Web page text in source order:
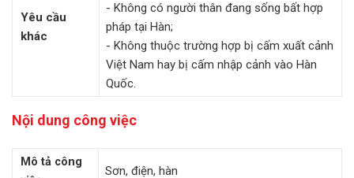
Yêu cầu
khác
- Không có người thân đang sống bất hợp
pháp tại Hàn;
- Không thuộc trường hợp bị cấm xuất cảnh
Việt Nam hay bị cấm nhập cảnh vào Hàn
Quốc.
Nội dung công việc
Mô tả công
Sơn, điện, hàn